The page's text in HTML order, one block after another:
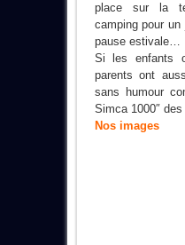
place sur la
camping pour
pause estivale…
Si les enfants
parents ont
sans humour
Simca 1000″
Nos images